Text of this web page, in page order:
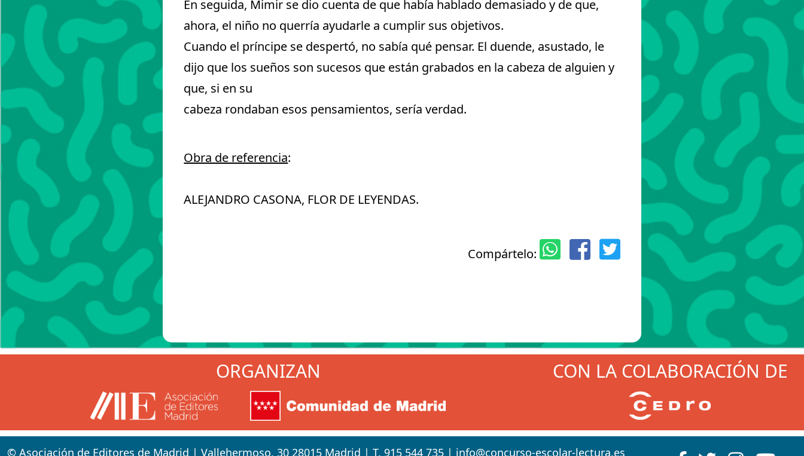
En seguida, Mimir se dio cuenta de que había hablado demasiado y de que,
ahora, el niño no querría ayudarle a cumplir sus objetivos.
Cuando el príncipe se despertó, no sabía qué pensar. El duende, asustado, le
dijo que los sueños son sucesos que están grabados en la cabeza de alguien y
que, si en su
cabeza rondaban esos pensamientos, sería verdad.
Obra de referencia:
ALEJANDRO CASONA, FLOR DE LEYENDAS.
Compártelo:
ORGANIZAN CON LA COLABORACIÓN DE
© Asociación de Editores de Madrid | Vallehermoso, 30 28015 Madrid | T. 915 544 735 | info@concurso-escolar-lectura.es